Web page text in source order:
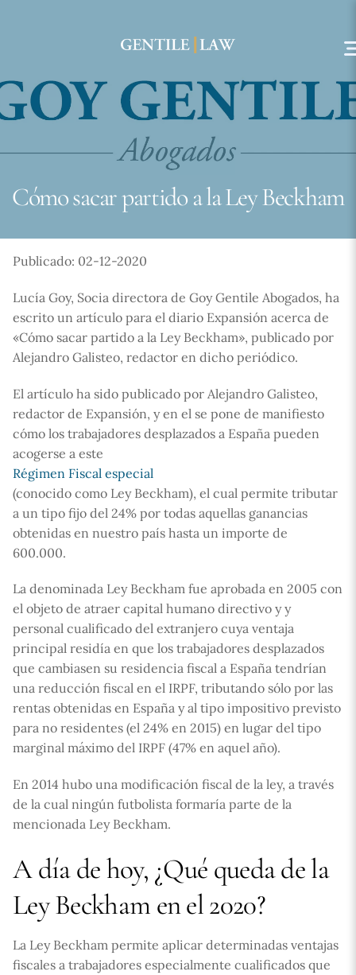
Cómo sacar partido a la Ley Beckham
Publicado: 02-12-2020
Lucía Goy, Socia directora de Goy Gentile Abogados, ha
escrito un artículo para el diario Expansión acerca de
«Cómo sacar partido a la Ley Beckham», publicado por
Alejandro Galisteo, redactor en dicho periódico.
El artículo ha sido publicado por Alejandro Galisteo,
redactor de Expansión, y en el se pone de manifiesto
cómo los trabajadores desplazados a España pueden
acogerse a este
Régimen Fiscal especial
(conocido como Ley Beckham), el cual permite tributar
a un tipo fijo del 24% por todas aquellas ganancias
obtenidas en nuestro país hasta un importe de
600.000.
La denominada Ley Beckham fue aprobada en 2005 con
el objeto de atraer capital humano directivo y y
personal cualificado del extranjero cuya ventaja
principal residía en que los trabajadores desplazados
que cambiasen su residencia fiscal a España tendrían
una reducción fiscal en el IRPF, tributando sólo por las
rentas obtenidas en España y al tipo impositivo previsto
para no residentes (el 24% en 2015) en lugar del tipo
marginal máximo del IRPF (47% en aquel año).
En 2014 hubo una modificación fiscal de la ley, a través
de la cual ningún futbolista formaría parte de la
mencionada Ley Beckham.
A día de hoy, ¿Qué queda de la
Ley Beckham en el 2020?
La Ley Beckham permite aplicar determinadas ventajas
fiscales a trabajadores especialmente cualificados que